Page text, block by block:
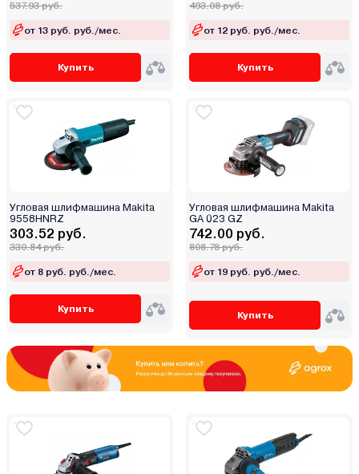
537.93 руб.
от 13 руб. руб./мес.
Купить
493.08 руб.
от 12 руб. руб./мес.
Купить
Угловая шлифмашина Makita
9558HNRZ
303.52 руб.
330.84 руб.
от 8 руб. руб./мес.
Купить
Угловая шлифмашина Makita
GA 023 GZ
742.00 руб.
808.78 руб.
от 19 руб. руб./мес.
Купить